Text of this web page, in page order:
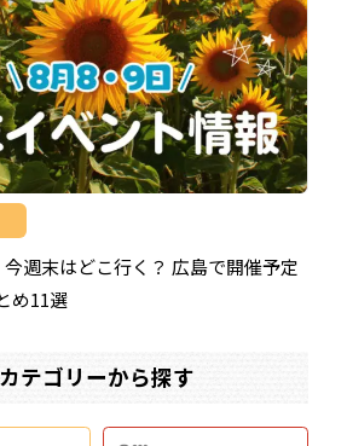
今週末はどこ行く？ 広島で開催予定
め11選
カテゴリーから探す